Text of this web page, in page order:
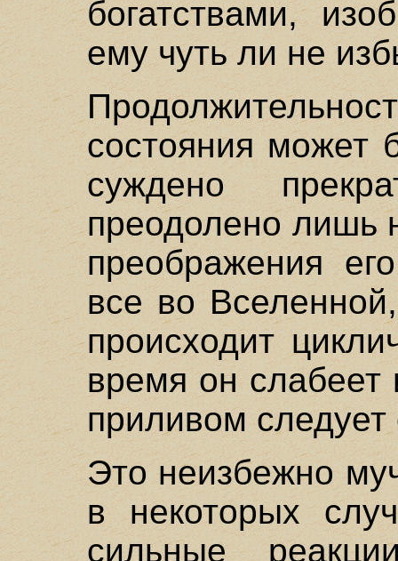
богатствами,
ему чуть ли не
состояния может
суждено
преодолено лишь
преображения
все во
происходит
время он слабеет
приливом следует
Это неизбежно
в некоторых
сильные